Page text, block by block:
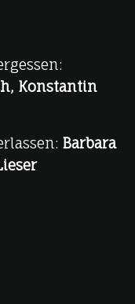
Konstantin
Barbara